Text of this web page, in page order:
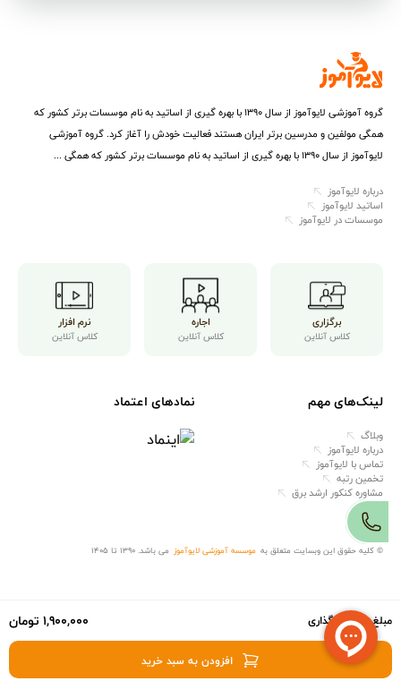
مبلغ سرمایه گذاری ۱,۹۰۰,۰۰۰ تومان
افزودن به سبد خرید
گروه آموزشی لایوآموز از سال ۱۳۹۰ با بهره گیری از اساتید به نام موسسات برتر کشور که
همگی مولفین و مدرسین برتر ایران هستند فعالیت خودش را آغاز کرد. گروه آموزشی
لایوآموز از سال ۱۳۹۰ با بهره گیری از اساتید به نام موسسات برتر کشور که همگی ...
درباره لایوآموز
اساتید لایوآموز
موسسات در لایوآموز
برگزاری
کلاس آنلاین
اجاره
کلاس آنلاین
نرم افزار
کلاس آنلاین
لینک‌های مهم
وبلاگ
درباره لایوآموز
تماس با لایوآموز
تخمین رتبه
مشاوره کنکور ارشد برق
نمادهای اعتماد
© کلیه حقوق این وبسایت متعلق به موسسه آموزشی لایوآموز می باشد. ۱۳۹۰ تا ۱۴۰۵